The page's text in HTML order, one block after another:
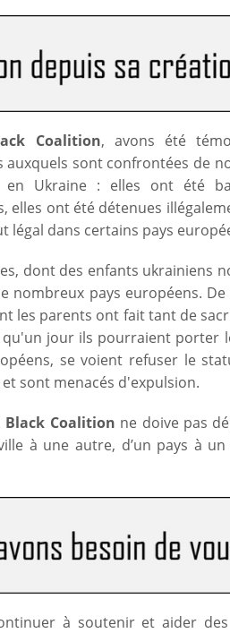
Coalition, avons été
sont confrontées de
en Ukraine : elles ont été
elles ont été détenues
dans certains pays
dont des enfants ukrainiens
nombreux pays européens.
les parents ont fait tant de
jour ils pourraient porter
se voient refuser le
sont menacés d'expulsion.
Black Coalition ne doive pas
à une autre, d’un pays à
à soutenir et aider des